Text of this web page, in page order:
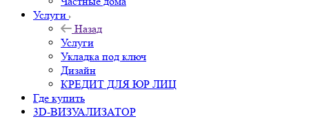
Услуги
Назад
Услуги
Укладка под ключ
Дизайн
КРЕДИТ ДЛЯ ЮР ЛИЦ
Где купить
3D-ВИЗУАЛИЗАТОР